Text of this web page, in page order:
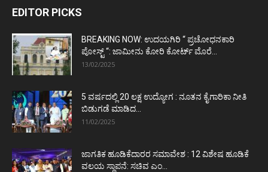
EDITOR PICKS
BREAKING NOW: ಉದಯಗಿರಿ “ ಪ್ರಚೋಧನಕಾರಿ
ಪೋಸ್ಟ್‌ “: ಜಾಮೀನು ಕೋರಿ ಕೋರ್ಟ್‌ ಮೊರೆ...
13/02/2025
5 ವರ್ಷದಲ್ಲಿ 20 ಲಕ್ಷ ಉದ್ಯೋಗ : ನೂತನ ಕೈಗಾರಿಕಾ ನೀತಿ
ಬಿಡುಗಡೆ ಮಾಡಿದ...
11/02/2025
ಜಾಗತಿಕ ಹೂಡಿಕೆದಾರರ ಸಮಾವೇಶ : 12 ವಿಶೇಷ ಹೂಡಿಕೆ
ವಲಯ ಸ್ಥಾಪನೆ: ಸಚಿವ ಎಂ...